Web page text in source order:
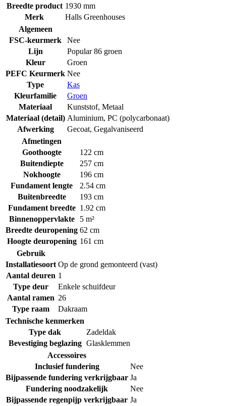
Breedte product 1930 mm
Merk
Halls Greenhouses
Algemeen
FSC-keurmerk
Nee
Lijn
Popular 86 groen
Kleur
Groen
PEFC Keurmerk Nee
Type
Kas
Kleurfamilie
Groen
Materiaal
Kunststof, Metaal
Materiaal (detail) Aluminium, PC (polycarbonaat)
Afwerking
Gecoat, Gegalvaniseerd
Afmetingen
Goothoogte
122 cm
Buitendiepte
257 cm
Nokhoogte
196 cm
Fundament lengte
2.54 cm
Buitenbreedte
193 cm
Fundament breedte 1.92 cm
Binnenoppervlakte
5 m²
Breedte deuropening 62 cm
Hoogte deuropening 161 cm
Gebruik
Installatiesoort Op de grond gemonteerd (vast)
Aantal deuren 1
Type deur
Enkele schuifdeur
Aantal ramen 26
Type raam
Dakraam
Technische kenmerken
Type dak
Zadeldak
Bevestiging beglazing Glasklemmen
Accessoires
Inclusief fundering
Nee
Bijpassende fundering verkrijgbaar Ja
Fundering noodzakelijk
Nee
Bijpassende regenpijp verkrijgbaar Ja